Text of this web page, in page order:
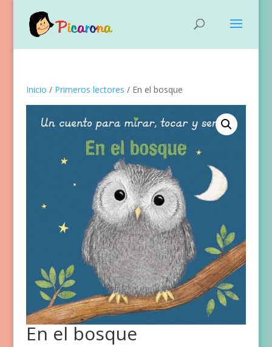
Inicio / Primeros lectores / En el bosque
En el bosque